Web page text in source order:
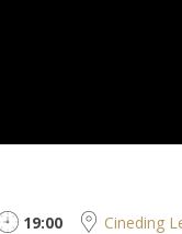
19:00 Cineding